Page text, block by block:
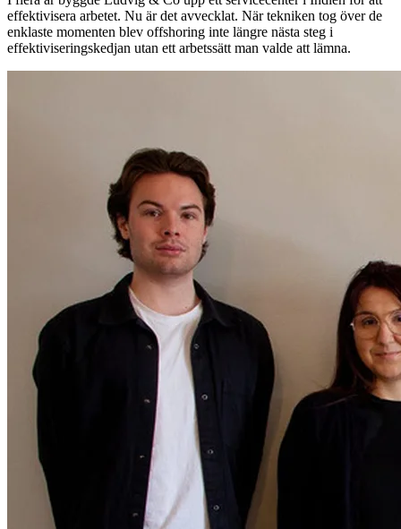
effektivisera arbetet. Nu är det avvecklat. När tekniken tog över de
enklaste momenten blev offshoring inte längre nästa steg i
effektiviseringskedjan utan ett arbetssätt man valde att lämna.